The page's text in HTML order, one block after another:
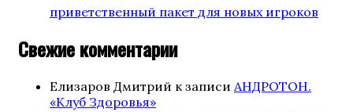
приветственный пакет для новых игроков
Свежие комментарии
Елизаров Дмитрий к записи АНДРОТОН.
«Клуб Здоровья»